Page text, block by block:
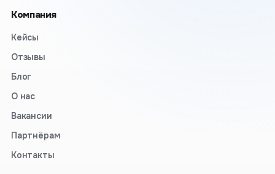
Компания
Кейсы
Отзывы
Блог
О нас
Вакансии
Партнёрам
Контакты